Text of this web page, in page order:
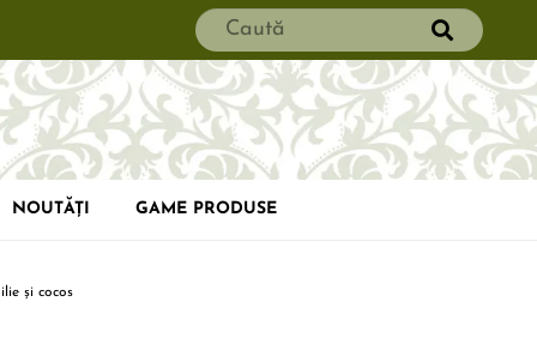
NOUTĂȚI GAME PRODUSE
și cocos